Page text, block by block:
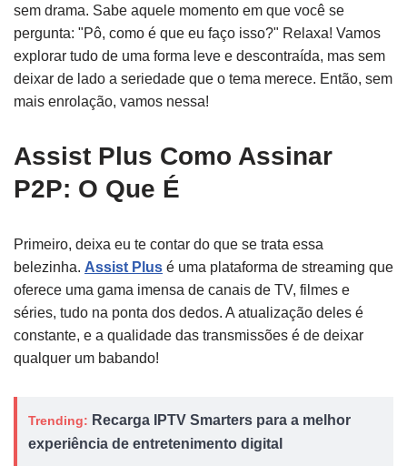
sem drama. Sabe aquele momento em que você se
pergunta: "Pô, como é que eu faço isso?" Relaxa! Vamos
explorar tudo de uma forma leve e descontraída, mas sem
deixar de lado a seriedade que o tema merece. Então, sem
mais enrolação, vamos nessa!
Assist Plus Como Assinar
P2P: O Que É
Primeiro, deixa eu te contar do que se trata essa
belezinha. Assist Plus é uma plataforma de streaming que
oferece uma gama imensa de canais de TV, filmes e
séries, tudo na ponta dos dedos. A atualização deles é
constante, e a qualidade das transmissões é de deixar
qualquer um babando!
Trending: Recarga IPTV Smarters para a melhor
experiência de entretenimento digital